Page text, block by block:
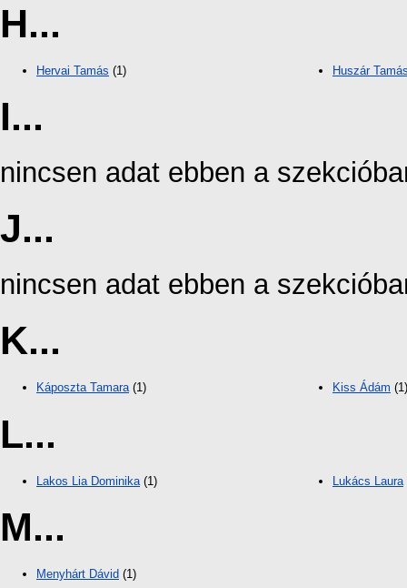
H...
Hervai Tamás (1) Huszár
I...
nincsen adat ebben a
J...
nincsen adat ebben a
K...
Káposzta Tamara(1) Kiss Ádám (1)
L...
Lakos Lia Dominika (1) Lukács Laura
M...
Menyhárt Dávid (1)